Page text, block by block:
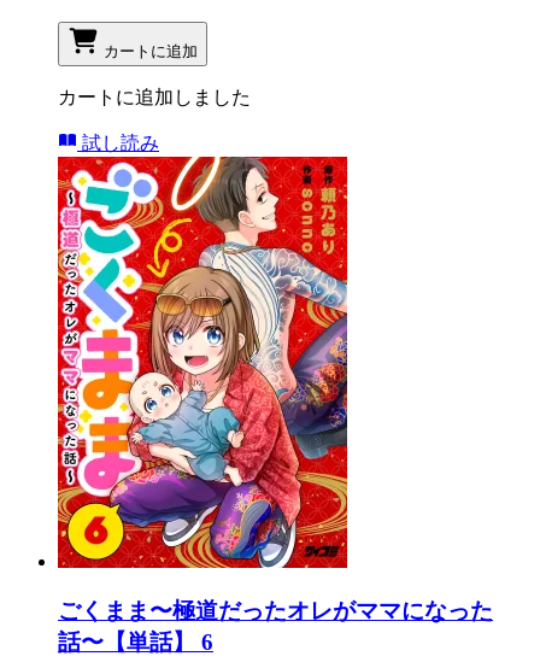
カートに追加
カートに追加しました
試し読み
ごくまま〜極道だったオレがママになった
話〜【単話】 6